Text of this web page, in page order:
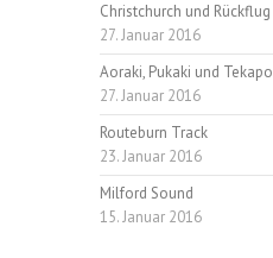
Christchurch und Rückflug
27. Januar 2016
Aoraki, Pukaki und Tekapo
27. Januar 2016
Routeburn Track
23. Januar 2016
Milford Sound
15. Januar 2016